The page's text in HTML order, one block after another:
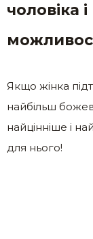
чоловіка
Якщо жінка
найбільш
найцінніше і
для нього!